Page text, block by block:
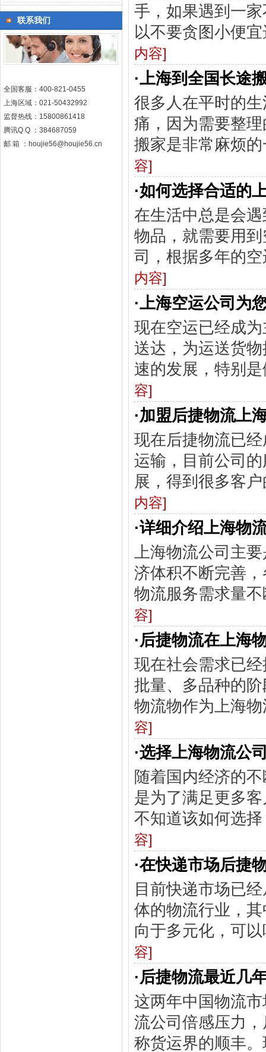
联系我们
全国客服：400-821-0455
上海区域：021-50432992
监督热线：15800861418
腾讯Q Q ：384687059
邮 箱 ：houjie56@houjie56.cn
手，如果遇到一
以不要贪图小便
内容]
·上海到全国长途
很多人在平时的
痛，因为需要整
搬家是非常麻烦
容]
·如何选择合适的
在生活中总是会
物品，就需要用
司，根据多年的
内容]
·上海空运公司为
现在空运已经成
送达，为运送货
速的发展，特别
容]
·加盟后捷物流上
现在后捷物流已
运输，目前公司
展，得到很多客
内容]
·详细介绍上海物
上海物流公司主
济体积不断完善
物流服务需求量
容]
·后捷物流在上海
现在社会需求已
批量、多品种的
物流物作为上海
容]
·选择上海物流公
随着国内经济的
是为了满足更多
不知道该如何选
容]
·在快递市场后捷
目前快递市场已
体的物流行业，
向于多元化，可
容]
·后捷物流最近几
这两年中国物流
流公司倍感压力
称货运界的顺丰